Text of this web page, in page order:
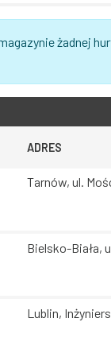
żadnej
ADRES
Tarnów, ul.
Bielsko-Biała,
Lublin,